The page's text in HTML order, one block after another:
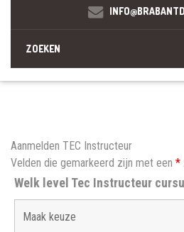
Aanmelden TEC Instructeur
Velden die gemarkeerd zijn met een *
Welk level Tec Instructeur